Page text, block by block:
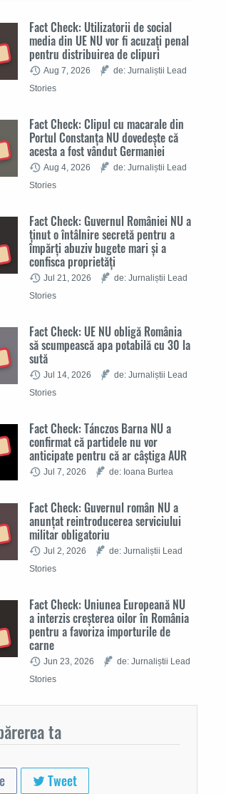
Fact Check: Utilizatorii de social
media din UE NU vor fi acuzați penal
pentru distribuirea de clipuri
Aug 7, 2026
de: Jurnaliștii Lead
Stories
Fact Check: Clipul cu macarale din
Portul Constanța NU dovedește că
acesta a fost vândut Germaniei
Aug 4, 2026
de: Jurnaliștii Lead
Stories
Fact Check: Guvernul României NU a
ținut o întâlnire secretă pentru a
împărți abuziv bugete mari și a
confisca proprietăți
Jul 21, 2026
de: Jurnaliștii Lead
Stories
Fact Check: UE NU obligă România
să scumpească apa potabilă cu 30 la
sută
Jul 14, 2026
de: Jurnaliștii Lead
Stories
Fact Check: Tánczos Barna NU a
confirmat că partidele nu vor
anticipate pentru că ar câștiga AUR
Jul 7, 2026 de: Ioana Burtea
Fact Check: Guvernul român NU a
anunțat reintroducerea serviciului
militar obligatoriu
Jul 2, 2026
de: Jurnaliștii Lead
Stories
Fact Check: Uniunea Europeană NU
a interzis creșterea oilor în România
pentru a favoriza importurile de
carne
Jun 23, 2026
de: Jurnaliștii Lead
Stories
ta
Tweet